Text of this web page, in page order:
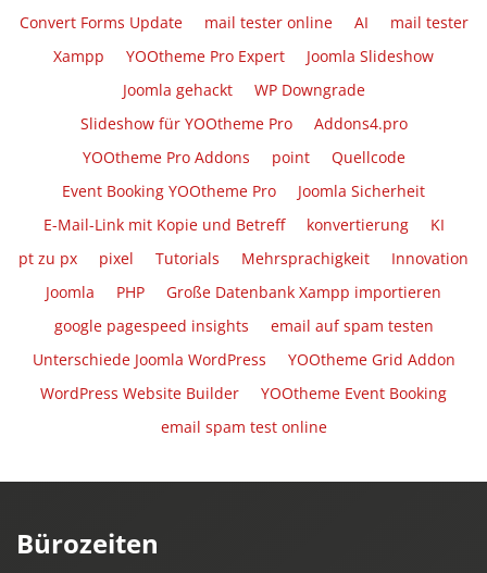
Convert Forms Update mail tester online AI
mail tester
Xampp
YOOtheme Pro Expert
Joomla Slideshow
Joomla gehackt
WP Downgrade
Slideshow für YOOtheme Pro
Addons4.pro
YOOtheme Pro Addons
point
Quellcode
Event Booking YOOtheme Pro
Joomla Sicherheit
E-Mail-Link mit Kopie und Betreff
konvertierung
KI
pt zu px
pixel Tutorials Mehrsprachigkeit
Innovation
Joomla
PHP
Große Datenbank Xampp importieren
google pagespeed insights
email auf spam testen
Unterschiede Joomla WordPress
YOOtheme Grid Addon
WordPress Website Builder
YOOtheme Event Booking
email spam test online
Bürozeiten